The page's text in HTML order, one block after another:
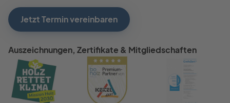
und auf unsere Wünsche wurde eingegangen. Vielen
Dank an das gesamte BoHolz-Team für die tolle
Zusammenarbeit. Wir freuen uns jeden Tag über unser
BoHolz entscheiden.
Jetzt Termin vereinbaren
Auszeichnungen, Zertifikate & Mitgliedschaften